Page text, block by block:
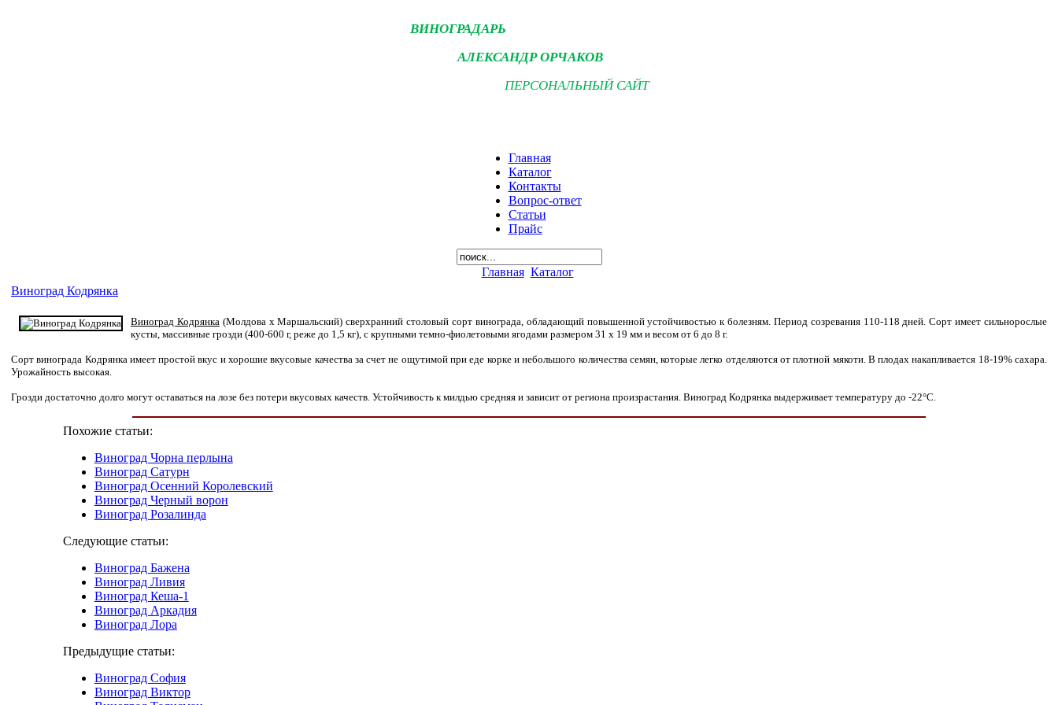
ВИНОГРАДАРЬ
АЛЕКСАНДР ОРЧАКОВ
ПЕРСОНАЛЬНЫЙ САЙТ
Главная
Каталог
Контакты
Вопрос-ответ
Статьи
Прайс
Главная Каталог
Виноград Кодрянка
Виноград Кодрянка (Молдова x Маршальский) сверхранний столовый сорт винограда, обладающий повышенной устойчивостью к болезням. Период созревания 110-118 дней. Сорт имеет сильнорослые
кусты, массивные грозди (400-600 г, реже до 1,5 кг), с крупными темно-фиолетовыми ягодами размером 31 x 19 мм и весом от 6 до 8 г.
Сорт винограда Кодрянка имеет простой вкус и хорошие вкусовые качества за счет не ощутимой при еде корке и небольшого количества семян, которые легко отделяются от плотной мякоти. В плодах накапливается 18-19% сахара.
Урожайность высокая.
Грозди достаточно долго могут оставаться на лозе без потери вкусовых качеств. Устойчивость к милдью средняя и зависит от региона произрастания. Виноград Кодрянка выдерживает температуру до -22°С.
Похожие статьи:
Виноград Чорна перлына
Виноград Сатурн
Виноград Осенний Королевский
Виноград Черный ворон
Виноград Розалинда
Следующие статьи:
Виноград Бажена
Виноград Ливия
Виноград Кеша-1
Виноград Аркадия
Виноград Лора
Предыдущие статьи:
Виноград София
Виноград Виктор